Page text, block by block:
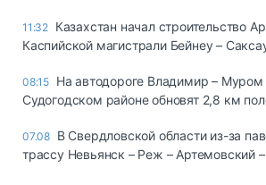
11:32 Казахстан начал строительство
Каспийской магистрали Бейнеу –
08:15 На автодороге Владимир – Муром
Судогодском районе обновят 2,8 км
07.08 В Свердловской области из-за
трассу Невьянск – Реж – Артемовский